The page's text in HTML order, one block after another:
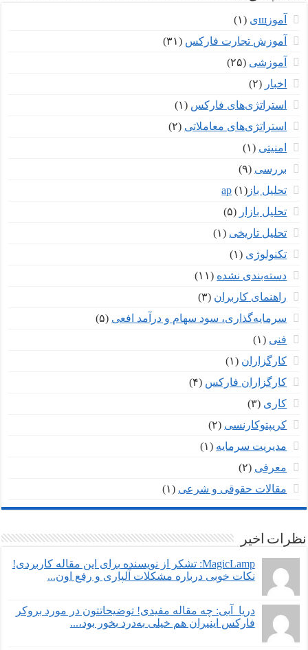
آموزшی
(۱)
آموزش تجارت فارکس (۳۱)
آموزشی (۲۵)
اخبار (۲)
استراتژی‌های فارکس (۱)
استراتژی‌های معاملاتی (۲)
امنیتی (۱)
بررسی (۹)
تحلیل بازар (۱)
تحلیل بازار (۵)
تحلیل تاریخی (۱)
تکنولوژی (۱)
دسته‌بندی نشده (۱۱)
راهنمای کاربران (۳)
سرمایه‌گذاری، سود سهام و درآمد افعی (۵)
فنی (۱)
کارگزاران (۱)
کارگزاران فارکس (۴)
کاری (۳)
کریپتوکارنسی (۲)
مدیریت سرمایه (۱)
معرفی (۲)
مقالات حقوقی و شرعی (۱)
نظرات اخیر
MagicLamp: تشکر از نویسنده برای این مقاله کاربردی!
نکات خوبی درباره مشکلات آلپاری و رفع اون...
دریا_آبی: چه مقاله مفیدی! توضیحاتتون در مورد بروکر
فارکس اینیران هم خیلی به‌درد بخور بود،...